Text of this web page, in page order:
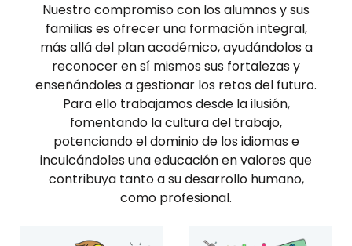
Nuestro compromiso con los alumnos y sus
familias es ofrecer una formación integral,
más allá del plan académico, ayudándolos a
reconocer en sí mismos sus fortalezas y
enseñándoles a gestionar los retos del futuro.
Para ello trabajamos desde la ilusión,
fomentando la cultura del trabajo,
potenciando el dominio de los idiomas e
inculcándoles una educación en valores que
contribuya tanto a su desarrollo humano,
como profesional.